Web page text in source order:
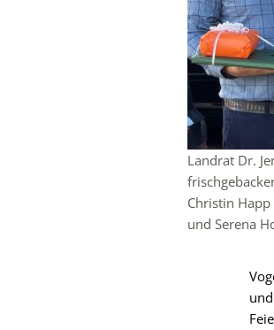
Landrat Dr.
Christin
und Serena